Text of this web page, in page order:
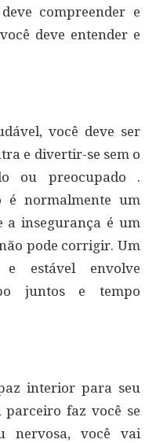
compreender e
deve entender e
você deve ser
e divertir-se sem o
ou preocupado .
é normalmente um
a insegurança é um
pode corrigir. Um
e estável envolve
juntos e tempo
interior para seu
faz você se
nervosa, você vai